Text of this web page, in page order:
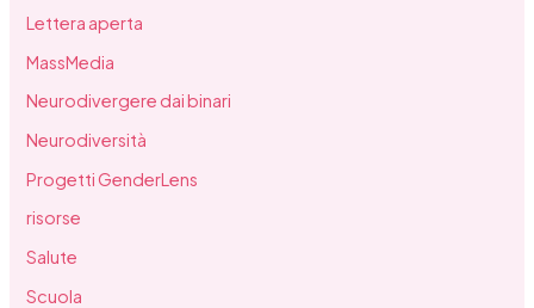
Lettera aperta
MassMedia
Neurodivergere dai binari
Neurodiversità
Progetti GenderLens
risorse
Salute
Scuola